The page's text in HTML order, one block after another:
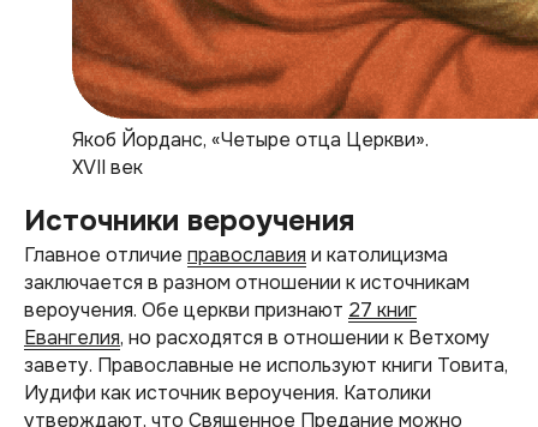
Якоб Йорданс, «Четыре отца Церкви».
XVII век
Источники вероучения
Главное отличие православия и католицизма
заключается в разном отношении к источникам
вероучения. Обе церкви признают 27 книг
Евангелия, но расходятся в отношении к Ветхому
завету. Православные не используют книги Товита,
Иудифи как источник вероучения. Католики
утверждают, что Священное Предание можно